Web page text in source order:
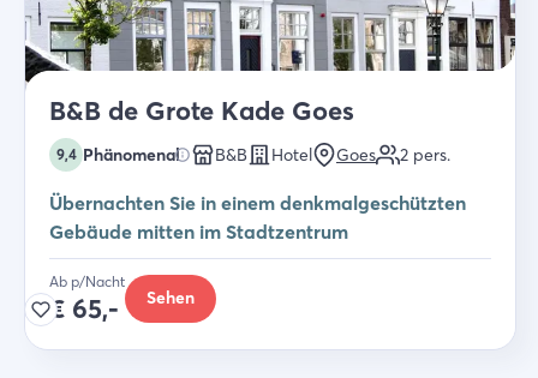
B&B de Grote Kade Goes
9,4 Phänomenal B&B Hotel Goes 2 pers.
Übernachten Sie in einem denkmalgeschützten
Gebäude mitten im Stadtzentrum
Ab p/Nacht
€ 65,- Sehen